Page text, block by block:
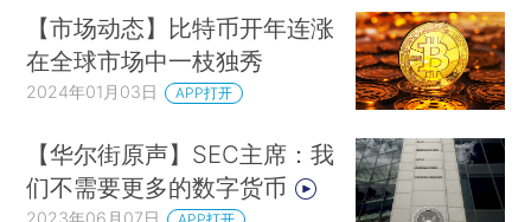
【市场动态】比特币开年连涨
在全球市场中一枝独秀
2024年01月03日 APP打开
【华尔街原声】SEC主席：我
们不需要更多的数字货币